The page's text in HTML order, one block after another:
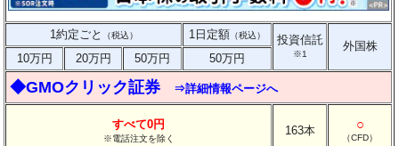
1約定ごと （税込） 1日定額 （税込） 投資信託
※1
外国株
10万円
20万円 50万円 50万円
◆GMOクリック証券 ⇒詳細情報ページへ
すべて0円
※電話注文を除く
163本 ○
（CFD）